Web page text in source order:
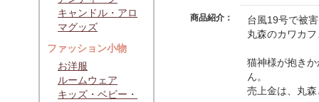
キャンドル・アロ
マグッズ
ファッション小物
お洋服
ルームウェア
キッズ・ベビー・
商品紹介：
台風19号で被
丸森のカワカ
猫神様が抱き
ん。
売上金は、丸